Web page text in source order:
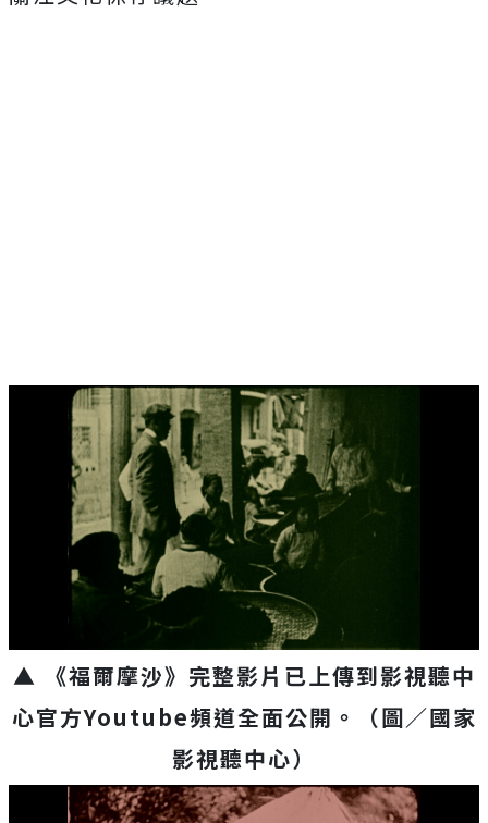
▲ 《福爾摩沙》完整影片已上傳到影視聽中
心官方Youtube頻道全面公開。
（圖／國家
影視聽中心）